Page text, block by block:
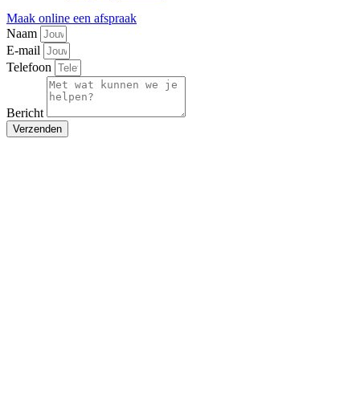
Maak online een afspraak
Naam
E-mail
Telefoon
Bericht
Verzenden